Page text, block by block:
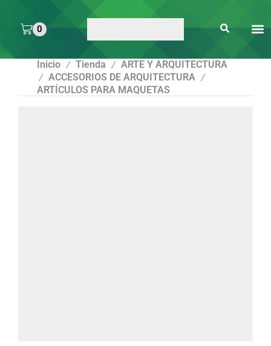
0
Inicio / Tienda / ARTE Y ARQUITECTURA
/ ACCESORIOS DE ARQUITECTURA /
ARTÍCULOS PARA MAQUETAS